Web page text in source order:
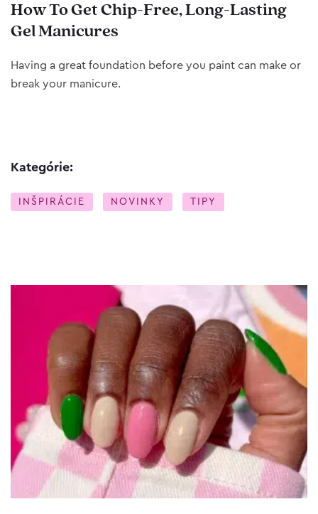
How To Get Chip-Free, Long-Lasting
Gel Manicures
Having a great foundation before you paint can make or
break your manicure.
Kategórie:
INŠPIRÁCIE NOVINKY TIPY